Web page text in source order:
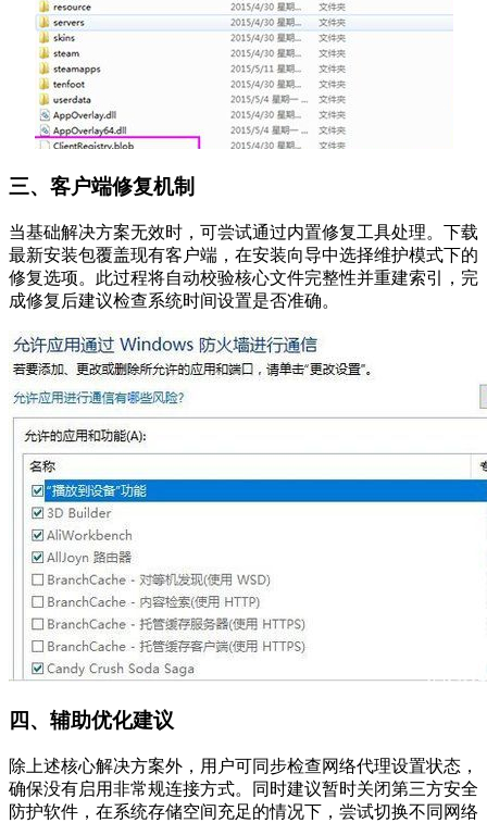
三、客户端修复机制
当基础解决方案无效时，可尝试通过内置修复工具处理。下载
最新安装包覆盖现有客户端，在安装向导中选择维护模式下的
修复选项。此过程将自动校验核心文件完整性并重建索引，完
成修复后建议检查系统时间设置是否准确。
四、辅助优化建议
除上述核心解决方案外，用户可同步检查网络代理设置状态，
确保没有启用非常规连接方式。同时建议暂时关闭第三方安全
防护软件，在系统存储空间充足的情况下，尝试切换不同网络